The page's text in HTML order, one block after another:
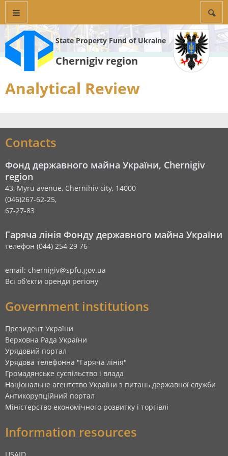
State Property Fund of Ukraine
Chernigiv region
Analytical Review
Contacts
Фонд державного майна України, Chernigiv
region
43, Myru avenue, Chernihiv city, 14000
(046)267-62-25,
67-27-83
Гаряча лінія Фонду державного майна України
телефон (044) 254 29 76
email: chernigiv@spfu.gov.ua
Всі об'єкти оренди регіону
Government institutions
Президент України
Верховна Рада України
Урядовий портал
Урядова телефонна "Гаряча лінія"
Громадянське суспільство і влада
Національне агентство України з питань державної служби
Антикорупційний портал
Міністерство економічного розвитку і торгівлі
Information resources